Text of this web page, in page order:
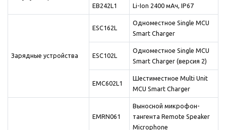
EB242L1 Li-Ion 2400 мАч, IP67
Зарядные устройства
ESC162L
Одноместное Single MCU
Smart Charger
ESC102L
Одноместное Single MCU
Smart Charger (версия 2)
EMC602L1
Шестиместное Multi Unit
MCU Smart Charger
EMRN061
Выносной микрофон-
тангента Remote Speaker
Microphone